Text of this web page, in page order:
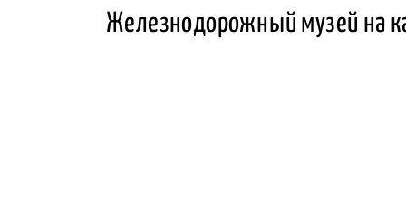
Железнодорожный музей на